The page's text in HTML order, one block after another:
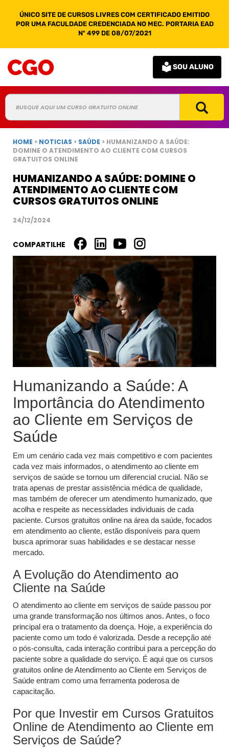
ÚNICO SITE DE CURSOS LIVRES COM CERTIFICADO EMITIDO
POR UMA FACULDADE CREDENCIADA NO MEC. PORTARIA EAD
Nº 499 DE 08/07/2021
SOU ALUNO
HOME > NOTICIAS > SAÚDE > HUMANIZANDO A SAÚDE:
DOMINE O ATENDIMENTO AO CLIENTE COM CURSOS
GRATUITOS ONLINE
HUMANIZANDO A SAÚDE: DOMINE O
ATENDIMENTO AO CLIENTE COM
CURSOS GRATUITOS ONLINE
24/12/2024
COMPARTILHE
Humanizando a Saúde: A
Importância do Atendimento
ao Cliente em Serviços de
Saúde
Em um cenário cada vez mais competitivo e com pacientes
cada vez mais informados, o atendimento ao cliente em
serviços de saúde se tornou um diferencial crucial. Não se
trata apenas de prestar assistência médica de qualidade,
mas também de oferecer um atendimento humanizado, que
acolha e respeite as necessidades individuais de cada
paciente. Cursos gratuitos online na área da saúde, focados
em atendimento ao cliente, estão disponíveis para quem
busca aprimorar suas habilidades e se destacar nesse
mercado.
A Evolução do Atendimento ao
Cliente na Saúde
O atendimento ao cliente em serviços de saúde passou por
uma grande transformação nos últimos anos. Antes, o foco
principal era o tratamento da doença. Hoje, a experiência do
paciente como um todo é valorizada. Desde a recepção até
o pós-consulta, cada interação contribui para a percepção do
paciente sobre a qualidade do serviço. É aqui que os cursos
gratuitos online de Atendimento ao Cliente em Serviços de
Saúde entram como uma ferramenta poderosa de
capacitação.
Por que Investir em Cursos Gratuitos
Online de Atendimento ao Cliente em
Serviços de Saúde?